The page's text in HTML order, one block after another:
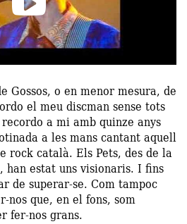
Gossos, o en menor mesura, de
el meu discman sense tots
a mi amb quinze anys
a les mans cantant aquell
rock català. Els Pets, des de la
han estat uns visionaris. I fins
de superar-se. Com tampoc
nos que, en el fons, som
fer-nos grans.